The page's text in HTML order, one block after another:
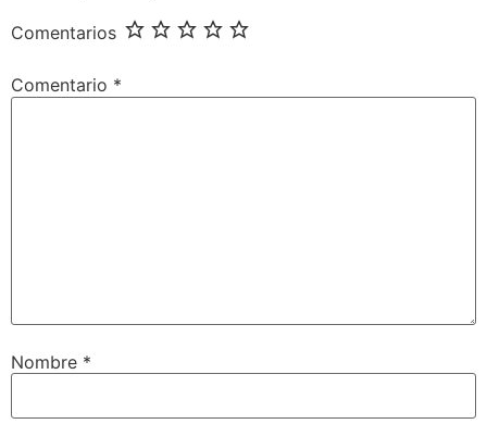
Comentarios
Comentario *
Nombre *